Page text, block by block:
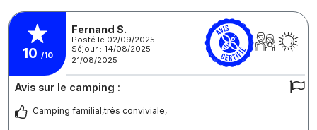
10 /10
Fernand S.
Posté le 02/09/2025
Séjour : 14/08/2025 -
21/08/2025
Avis sur le camping :
Camping familial,très conviviale,